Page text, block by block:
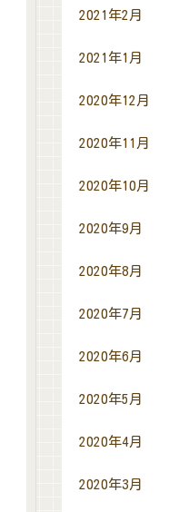
2021年2月
2021年1月
2020年12月
2020年11月
2020年10月
2020年9月
2020年8月
2020年7月
2020年6月
2020年5月
2020年4月
2020年3月